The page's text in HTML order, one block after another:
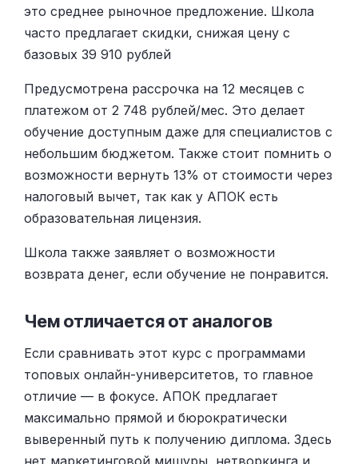
это среднее рыночное предложение. Школа
часто предлагает скидки, снижая цену с
базовых 39 910 рублей
Предусмотрена рассрочка на 12 месяцев с
платежом от 2 748 рублей/мес. Это делает
обучение доступным даже для специалистов с
небольшим бюджетом. Также стоит помнить о
возможности вернуть 13% от стоимости через
налоговый вычет, так как у АПОК есть
образовательная лицензия.
Школа также заявляет о возможности
возврата денег, если обучение не понравится.
Чем отличается от аналогов
Если сравнивать этот курс с программами
топовых онлайн-университетов, то главное
отличие — в фокусе. АПОК предлагает
максимально прямой и бюрократически
выверенный путь к получению диплома. Здесь